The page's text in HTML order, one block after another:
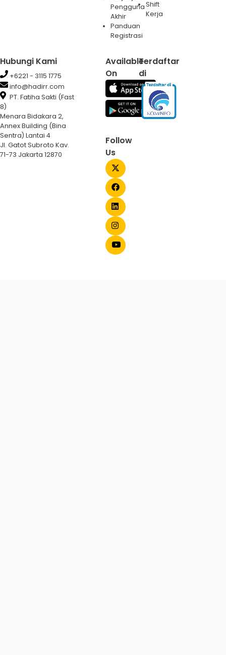
Pengguna
Akhir
Panduan
Registrasi
Shift
Kerja
Hubungi Kami
+6221 - 3115 1775
info@hadirr.com
PT. Fatiha Sakti (Fast
8)
Menara Bidakara 2,
Annex Building (Bina
Sentra) Lantai 4
Jl. Gatot Subroto Kav.
71-73 Jakarta 12870
Available
On
Follow
Us
Terdaftar
di